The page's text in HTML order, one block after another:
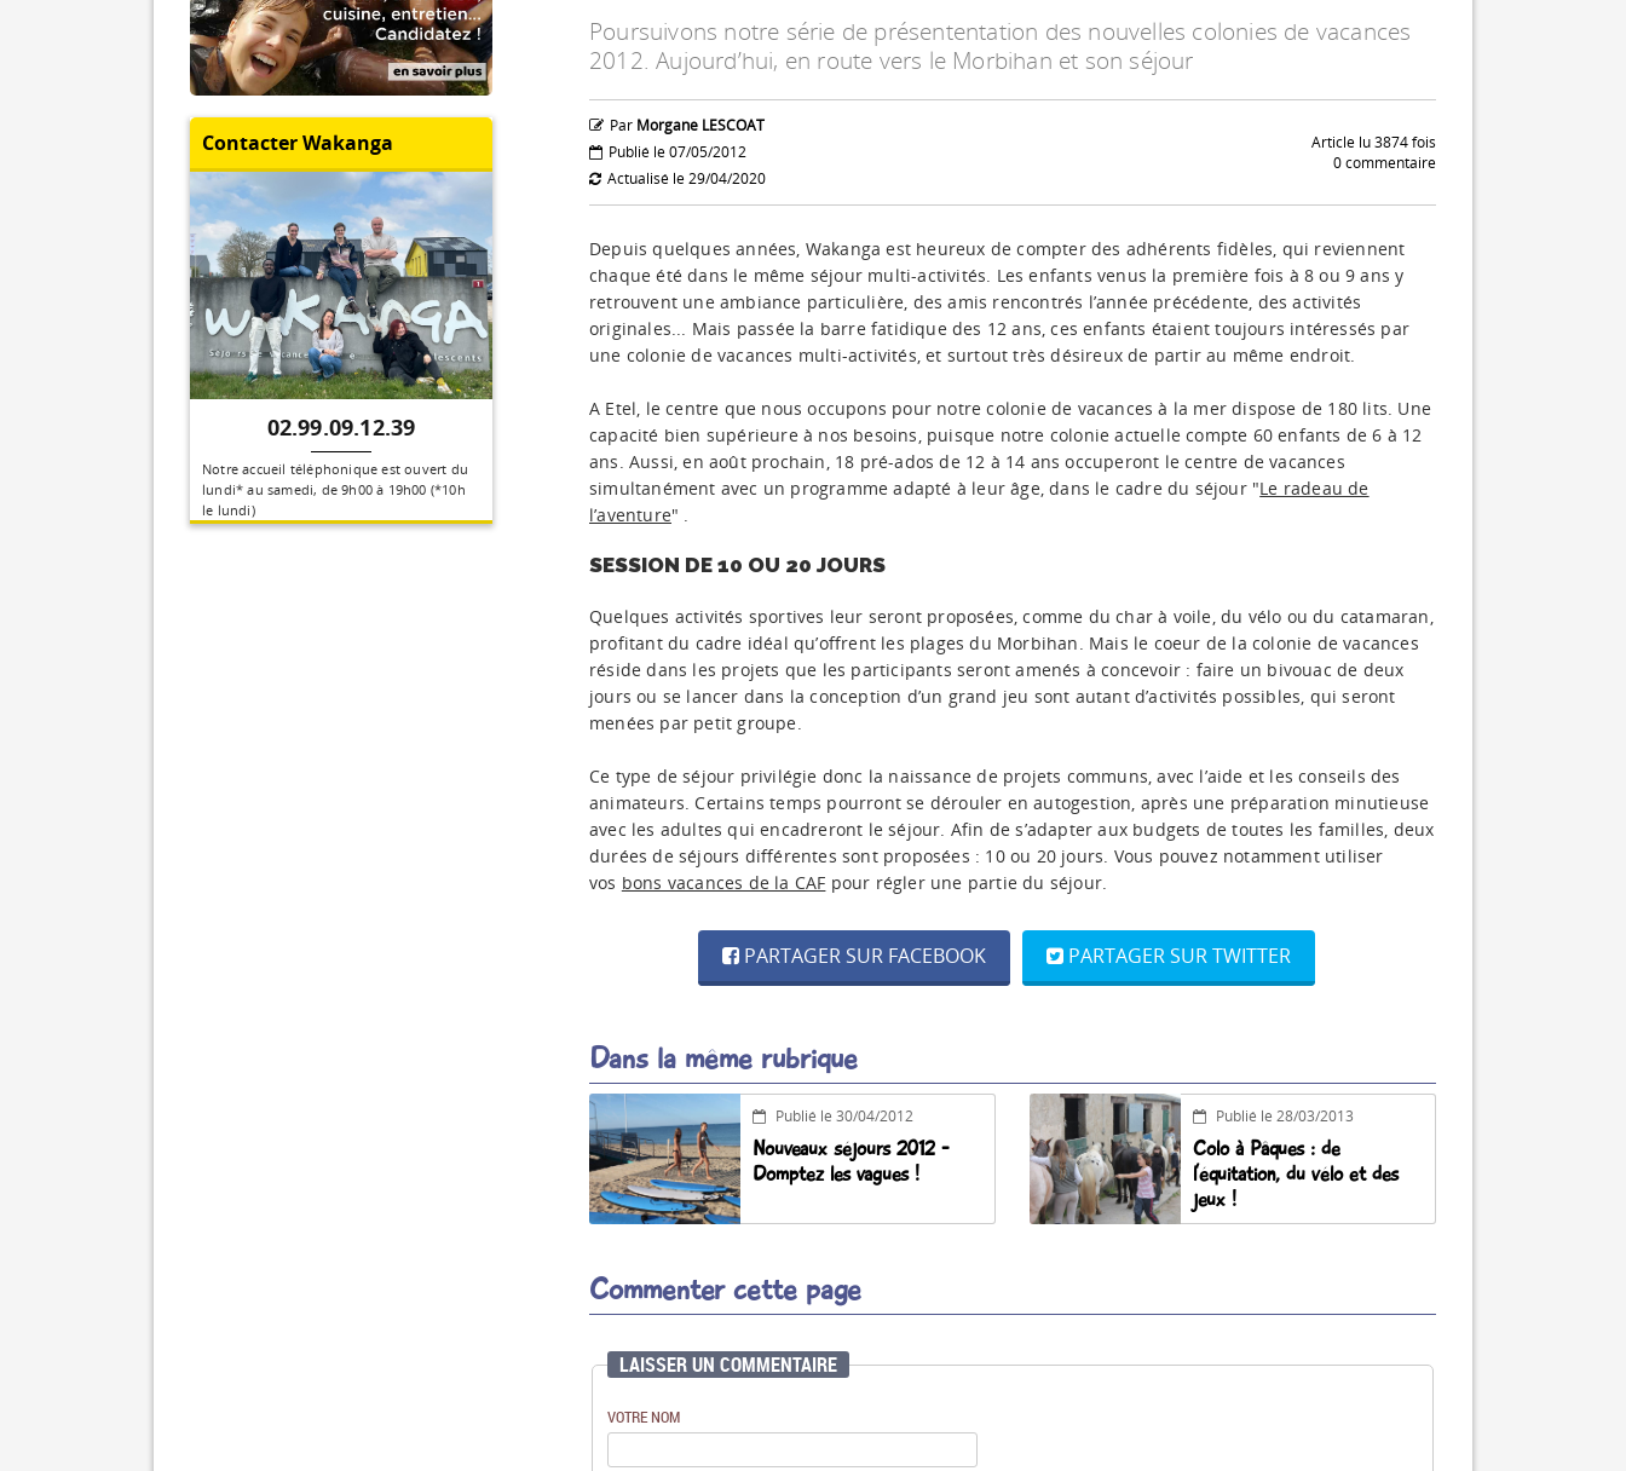
Poursuivons notre série de présententation des nouvelles colonies de vacances
2012. Aujourd’hui, en route vers le Morbihan et son séjour
Par Morgane LESCOAT
Publié le 07/05/2012
Actualisé le 29/04/2020
Article lu 3874 fois
0 commentaire
Depuis quelques années, Wakanga est heureux de compter des adhérents fidèles, qui reviennent
chaque été dans le même séjour multi-activités. Les enfants venus la première fois à 8 ou 9 ans y
retrouvent une ambiance particulière, des amis rencontrés l’année précédente, des activités
originales... Mais passée la barre fatidique des 12 ans, ces enfants étaient toujours intéressés par
une colonie de vacances multi-activités, et surtout très désireux de partir au même endroit.
A Etel, le centre que nous occupons pour notre colonie de vacances à la mer dispose de 180 lits. Une
capacité bien supérieure à nos besoins, puisque notre colonie actuelle compte 60 enfants de 6 à 12
ans. Aussi, en août prochain, 18 pré-ados de 12 à 14 ans occuperont le centre de vacances
simultanément avec un programme adapté à leur âge, dans le cadre du séjour "Le radeau de
l’aventure" .
SESSION DE 10 OU 20 JOURS
Quelques activités sportives leur seront proposées, comme du char à voile, du vélo ou du catamaran,
profitant du cadre idéal qu’offrent les plages du Morbihan. Mais le coeur de la colonie de vacances
réside dans les projets que les participants seront amenés à concevoir : faire un bivouac de deux
jours ou se lancer dans la conception d’un grand jeu sont autant d’activités possibles, qui seront
menées par petit groupe.
Ce type de séjour privilégie donc la naissance de projets communs, avec l’aide et les conseils des
animateurs. Certains temps pourront se dérouler en autogestion, après une préparation minutieuse
avec les adultes qui encadreront le séjour. Afin de s’adapter aux budgets de toutes les familles, deux
durées de séjours différentes sont proposées : 10 ou 20 jours. Vous pouvez notamment utiliser
vos bons vacances de la CAF pour régler une partie du séjour.
PARTAGER SUR FACEBOOK PARTAGER SUR TWITTER
Dans la même rubrique
Publié le 30/04/2012
Nouveaux séjours 2012 -
Domptez les vagues !
Publié le 28/03/2013
Colo à Pâques : de
l’équitation, du vélo et des
jeux !
Commenter cette page
LAISSER UN COMMENTAIRE
VOTRE NOM
Contacter Wakanga
02.99.09.12.39
Notre accueil téléphonique est ouvert du
lundi* au samedi, de 9h00 à 19h00 (*10h
le lundi)